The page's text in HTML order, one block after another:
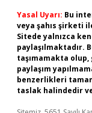
Yasal Uyarı: Bu
veya şahıs şirketi
Sitede yalnızca
paylaşılmaktadır.
taşımamakta
paylaşım
benzerlikleri
taslak halindedir